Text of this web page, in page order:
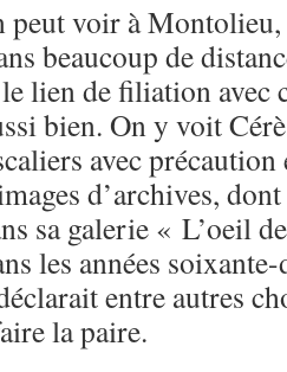
peut voir à
beaucoup de
lien de filiation avec
bien. On y voit
avec précaution
d’archives,
sa galerie « L’oeil
les années
entre autres
la paire.